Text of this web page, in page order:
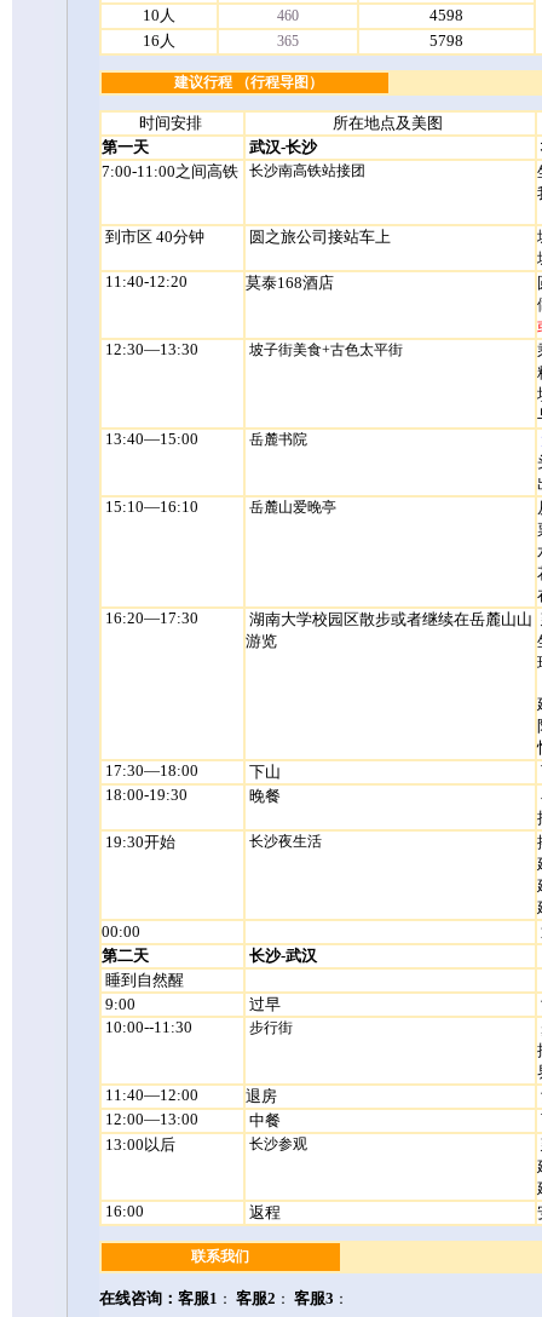
10人
460
4598
16人
365 5798
建议行程 （行程导图）
时间安排
所在地点及美图
第一天
武汉-长沙
7:00-11:00之间高铁 长沙南高铁站接团
到市区 40分钟 圆之旅公司接站车上
11:40-12:20
莫泰168酒店
12:30—13:30
坡子街美食+古色太平街
13:40—15:00
岳麓书院
15:10—16:10
岳麓山爱晚亭
16:20—17:30
湖南大学校园区散步或者继续在岳麓山山
游览
17:30—18:00
下山
18:00-19:30
晚餐
19:30开始
长沙夜生活
00:00
第二天
长沙-武汉
睡到自然醒
9:00
过早
10:00--11:30
步行街
11:40—12:00
退房
12:00—13:00
中餐
13:00以后
长沙参观
16:00
返程
联系我们
在线咨询： 客服1 ： 客服2 ： 客服3 ：